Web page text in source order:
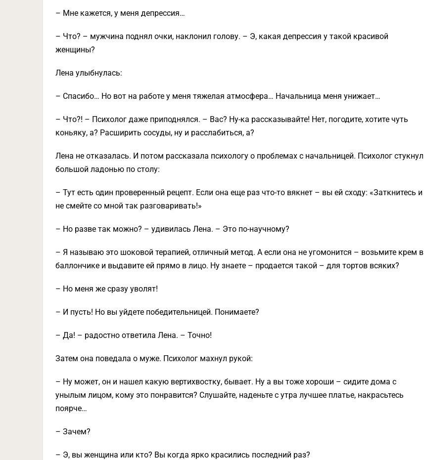
– Мне кажется, у меня депрессия…
– Что? – мужчина поднял очки, наклонил голову. – Э, какая депрессия у такой красивой
женщины?
Лена улыбнулась:
– Спасибо… Но вот на работе у меня тяжелая атмосфера… Начальница меня унижает…
– Что?! – Психолог даже приподнялся. – Вас? Ну-ка рассказывайте! Нет, погодите, хотите чуть
коньяку, а? Расширить сосуды, ну и расслабиться, а?
Лена не отказалась. И потом рассказала психологу о проблемах с начальницей. Психолог стукнул
большой ладонью по столу:
– Тут есть один проверенный рецепт. Если она еще раз что-то вякнет – вы ей сходу: «Заткнитесь и
не смейте со мной так разговаривать!»
– Но разве так можно? – удивилась Лена. – Это по-научному?
– Я называю это шоковой терапией, отличный метод. А если она не угомонится – возьмите крем в
баллончике и выдавите ей прямо в лицо. Ну знаете – продается такой – для тортов всяких?
– Но меня же сразу уволят!
– И пусть! Но вы уйдете победительницей. Понимаете?
– Да! – радостно ответила Лена. – Точно!
Затем она поведала о муже. Психолог махнул рукой:
– Ну может, он и нашел какую вертихвостку, бывает. Ну а вы тоже хороши – сидите дома с
унылым лицом, кому это понравится? Слушайте, наденьте с утра лучшее платье, накрасьтесь
поярче…
– Зачем?
– Э, вы женщина или кто? Вы когда ярко красились последний раз?